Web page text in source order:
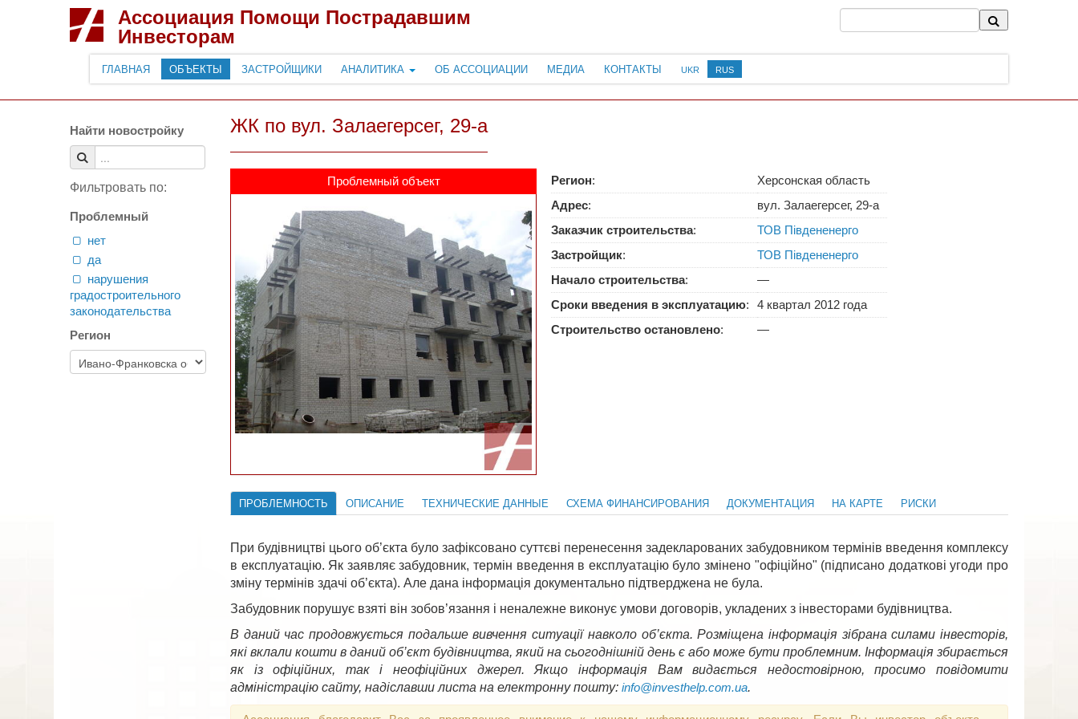
Ассоциация Помощи Пострадавшим
Инвесторам
ГЛАВНАЯ ОБЪЕКТЫ ЗАСТРОЙЩИКИ АНАЛИТИКА ОБ АССОЦИАЦИИ МЕДИА КОНТАКТЫ UKR RUS
Найти новостройку
Фильтровать по:
Проблемный
нет
да
нарушения
градостроительного
законодательства
Регион
ЖК по вул. Залаегерсег, 29-а
Проблемный объект Регион:
Херсонская область
Адрес:
вул. Залаегерсег, 29-а
Заказчик строительства:
ТОВ Південенерго
Застройщик:
ТОВ Південенерго
Начало строительства:
—
Сроки введения в эксплуатацию:
4 квартал 2012 года
Строительство остановлено: —
ПРОБЛЕМНОСТЬ ОПИСАНИЕ ТЕХНИЧЕСКИЕ ДАННЫЕ СХЕМА ФИНАНСИРОВАНИЯ ДОКУМЕНТАЦИЯ НА КАРТЕ РИСКИ
При будівництві цього об’єкта було зафіксовано суттєві перенесення задекларованих забудовником термінів введення комплексу
в експлуатацію. Як заявляє забудовник, термін введення в експлуатацію було змінено "офіційно" (підписано додаткові угоди про
зміну термінів здачі об’єкта). Але дана інформація документально підтверджена не була.
Забудовник порушує взяті він зобов’язання і неналежне виконує умови договорів, укладених з інвесторами будівництва.
В даний час продовжується подальше вивчення ситуації навколо об’єкта. Розміщена інформація зібрана силами інвесторів,
які вклали кошти в даний об’єкт будівництва, який на сьогоднішній день є або може бути проблемним. Інформація збирається
як із офіційних, так і неофіційних джерел. Якщо інформація Вам видається недостовірною, просимо повідомити
адміністрацію сайту, надіславши листа на електронну пошту: info@investhelp.com.ua.